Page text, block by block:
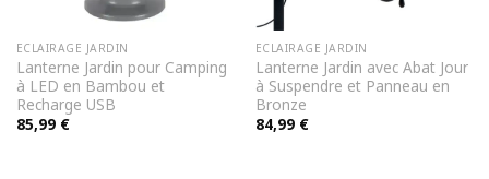
ECLAIRAGE JARDIN
Lanterne Jardin pour Camping
à LED en Bambou et
Recharge USB
85,99 €
ECLAIRAGE JARDIN
Lanterne Jardin avec Abat Jour
à Suspendre et Panneau en
Bronze
84,99 €